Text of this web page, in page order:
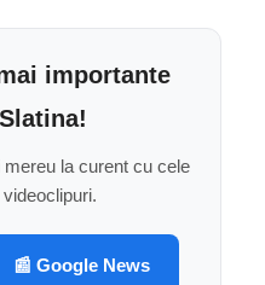
importante
la curent cu cele
📰 Google News